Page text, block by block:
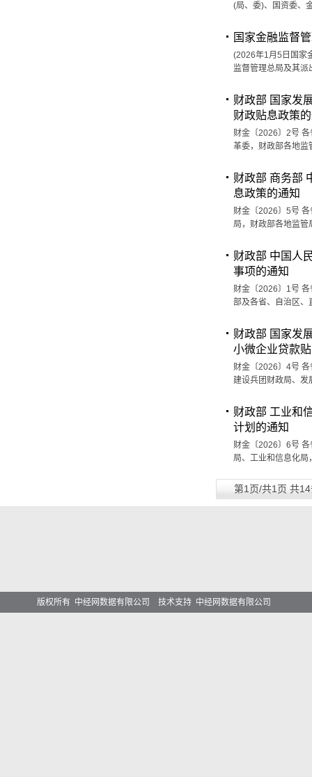
(局、委)、国资委、
国家金融监督
(2026年1月5日国家
监督管理总局及其
财政部 国家发
财政贴息政策
财金〔2026〕2号
革委，财政部各地
财政部 商务部
息政策的通知
财金〔2026〕5号
局，财政部各地监
财政部 中国人
事项的通知
财金〔2026〕1号
部及各省、自治区
财政部 国家发
小微企业贷款
财金〔2026〕4号
建设兵团财政局、
财政部 工业和
计划的通知
财金〔2026〕6号
局、工业和信息化
第1页/共1页 共
版权所有 中经网数据有限公司 技术支持 中经网数据有限公司